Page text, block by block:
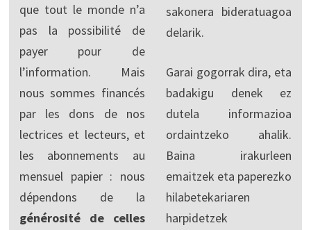
que tout le monde n’a
pas la possibilité de
payer pour de
l’information. Mais
nous sommes financés
par les dons de nos
lectrices et lecteurs, et
les abonnements au
mensuel papier : nous
dépendons de la
générosité de celles
sakonera bideratuagoa
delarik.
Garai gogorrak dira, eta
badakigu denek ez
dutela informazioa
ordaintzeko ahalik.
Baina irakurleen
emaitzek eta paperezko
hilabetekariaren
harpidetzek